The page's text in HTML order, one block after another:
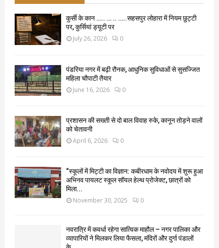
कुर्सी के कान ….. … .. …..सहसपुर लोहारा में नियम छुट्टी
पर, कुर्सियां ड्यूटी पर
July 26, 2026 0
पंडरिया नगर में बढ़ी रौनक, आधुनिक सुविधाओं से सुसज्जित
महिला चौपाटी तैयार
June 16, 2026 0
प्रशासन की सख्ती से दो बाल विवाह रुके, कानून तोड़ने वालों
को चेतावनी
April 6, 2026 0
“स्कूलों में मिट्टी का विज्ञान: कबीरधाम के नवोदय में शुरू हुआ
अभिनव पायलट स्कूल सॉयल हेल्थ प्रोजेक्ट, छात्रों को
मिला...
November 30, 2025 0
नवरात्रि में कवर्धा रहेगा सात्विक माहौल – नगर पालिका और
व्यापारियों ने मिलकर लिया फैसला, मंदिरों और दुर्गा पंडालों